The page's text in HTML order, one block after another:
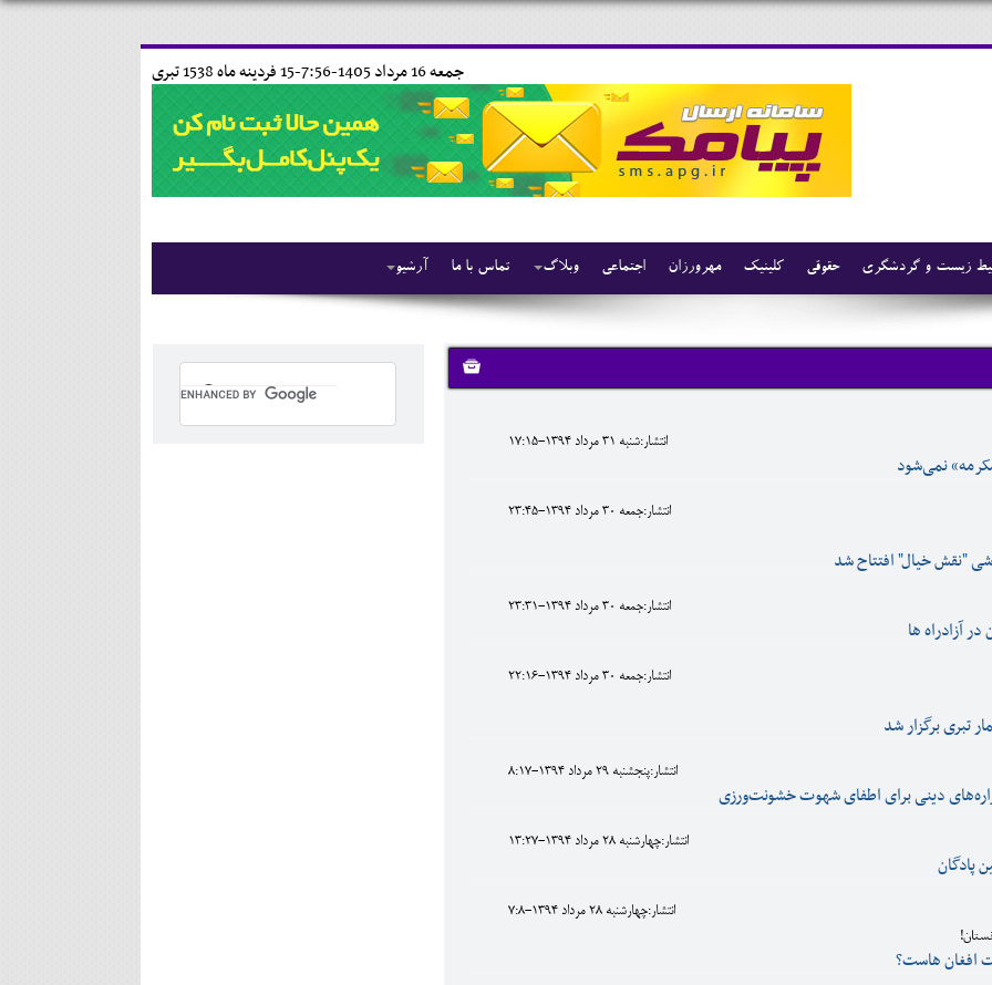
15 فردينه ماه 1538 تبری جمعه 16 مرداد 1405-7:56-
آرشیو تماس با ما وبلاگ اجتماعی مهرورزان کلینیک حقوقی زیست و گردشگری
انتشار:شنبه 31 مرداد 1394-17:15
نمی‌شود
انتشار:جمعه 30 مرداد 1394-23:45
"نقش خیال" افتتاح شد
انتشار:جمعه 30 مرداد 1394-23:31
آزادراه ها
انتشار:جمعه 30 مرداد 1394-22:16
تبری برگزار شد
انتشار:پنجشنبه 29 مرداد 1394-8:17
دینی برای اطفای شهوت خشونت‌ورزی
انتشار:چهارشنبه 28 مرداد 1394-13:27
پادگان
انتشار:چهارشنبه 28 مرداد 1394-7:8
افغان هاست؟